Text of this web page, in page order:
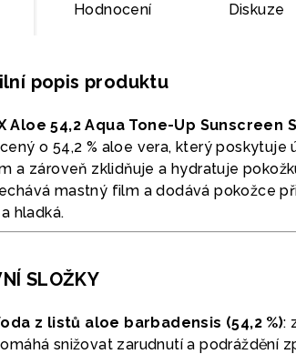
Hodnocení Diskuze
popis produktu
Aloe 54,2 Aqua Tone-Up Sunscreen
o 54,2 % aloe vera, který poskytuje
a zároveň zklidňuje a hydratuje
mastný film a dodává pokožce
hladká.
SLOŽKY
z listů aloe barbadensis (54,2 %):
snižovat zarudnutí a podráždění